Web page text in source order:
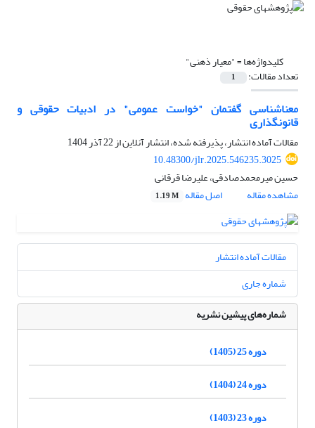
کلیدواژه‌ها ="معیار ذهنی"
تعداد مقالات: 1
معناشناسی گفتمان "خواست عمومی" در ادبیات حقوقی و
قانونگذاری
مقالات آماده انتشار، پذیرفته شده، انتشار آنلاین از22 آذر 1404
10.48300/jlr.2025.546235.3025
حسین میرمحمدصادقی، علیرضا قرقانی
مشاهده مقاله
اصل مقاله 1.19 M
مقالات آماده انتشار
شماره جاری
شماره‌های پیشین نشریه
دوره 25 (1405)
دوره 24 (1404)
دوره 23 (1403)